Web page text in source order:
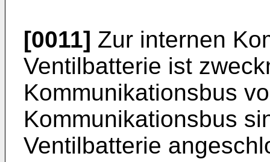
[0011] Zur internen
Ventilbatterie ist
Kommunikationsbus
Kommunikationsbus
Ventilbatterie